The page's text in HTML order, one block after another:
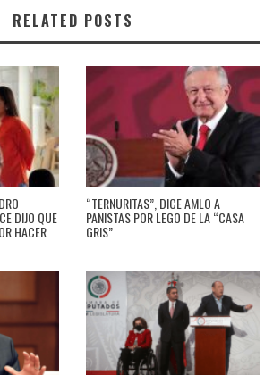
RELATED POSTS
DIJO QUE
HACER
“TERNURITAS”, DICE AMLO A
PANISTAS POR LEGO DE LA “CASA
GRIS”